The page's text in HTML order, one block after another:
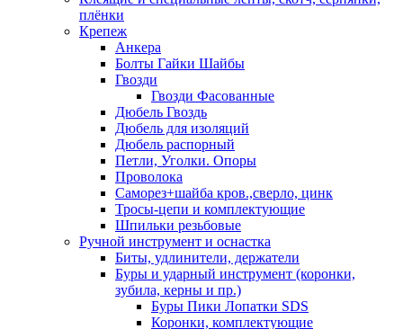
плёнки
Крепеж
Анкера
Болты Гайки Шайбы
Гвозди
Гвозди Фасованные
Дюбель Гвоздь
Дюбель для изоляций
Дюбель распорный
Петли, Уголки. Опоры
Проволока
Саморез+шайба кров.,сверло, цинк
Тросы-цепи и комплектующие
Шпильки резьбовые
Ручной инструмент и оснастка
Биты, удлинители, держатели
Буры и ударный инструмент (коронки,
зубила, керны и пр.)
Буры Пики Лопатки SDS
Коронки, комплектующие